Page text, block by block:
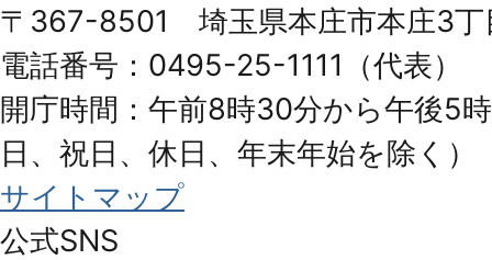
City
〒367-8501 埼玉県本庄市本庄3丁
電話番号：0495-25-1111（代表）
開庁時間：午前8時30分から午後5
日、祝日、休日、年末年始を除く）
サイトマップ
公式SNS